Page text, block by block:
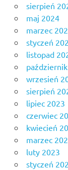
sierpień
maj 2024
marzec
styczeń
listopad
wrzesień
sierpień
lipiec 2023
czerwiec
kwiecień
marzec
luty 2023
styczeń